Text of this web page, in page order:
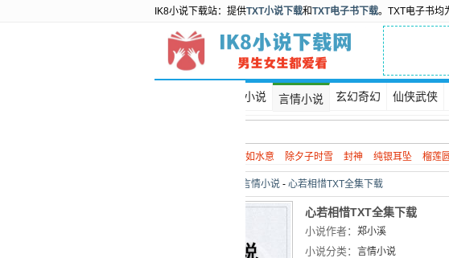
IK8小说下载站：提供TXT小说下载和TXT电子书下载。TXT电子书均
都市小说 言情小说 玄幻奇幻 仙侠武侠
如水意 除夕子时雪 封神 纯银耳坠 榴莲
言情小说 - 心若相惜TXT全集下载
心若相惜TXT全集下载
小说作者： 郑小溪
小说分类： 言情小说